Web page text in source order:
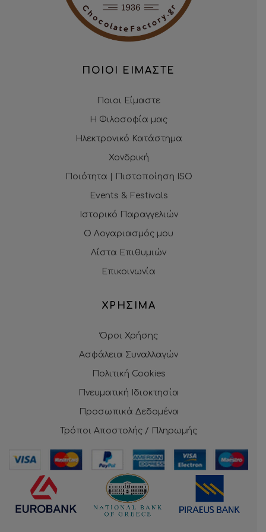
ΠΟΙΟΙ ΕΙΜΑΣΤΕ
Ποιοι Είμαστε
Η Φιλοσοφία μας
Ηλεκτρονικό Κατάστημα
Χονδρική
Ποιότητα | Πιστοποίηση ISO
Events & Festivals
Ιστορικό Παραγγελιών
Ο Λογαριασμός μου
Λίστα Επιθυμιών
Επικοινωνία
ΧΡΗΣΙΜΑ
Όροι Χρήσης
Ασφάλεια Συναλλαγών
Πολιτική Cookies
Πνευματική Ιδιοκτησία
Προσωπικά Δεδομένα
Τρόποι Αποστολής / Πληρωμής